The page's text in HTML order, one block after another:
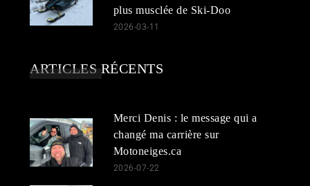
plus musclée de Ski-Doo
2026-03-11
ARTICLES RÉCENTS
Merci Denis : le message qui a
changé ma carrière sur
Motoneiges.ca
2026-07-22